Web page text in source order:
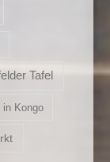
Tafel
in Kongo